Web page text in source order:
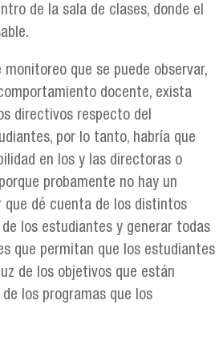
de la sala de clases, donde el
que se puede observar,
docente, exista
directivos respecto del
por lo tanto, habría que
en los y las directoras o
probamente no hay un
que dé cuenta de los distintos
los estudiantes y generar todas
que permitan que los estudiantes
de los objetivos que están
los programas que los